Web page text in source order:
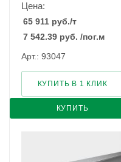
Цена:
65 911 руб./т
7 542.39 руб. /пог.м
Арт.: 93047
КУПИТЬ
КУПИТЬ В 1 КЛИК